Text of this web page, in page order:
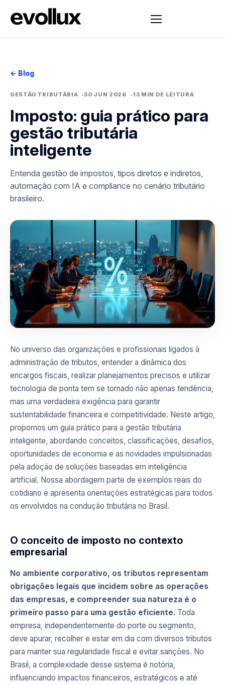
← Blog
GESTÃO TRIBUTÁRIA 30 JUN 2026 13 MIN DE LEITURA
Imposto: guia prático para
gestão tributária
inteligente
Entenda gestão de impostos, tipos diretos e indiretos,
automação com IA e compliance no cenário tributário
brasileiro.
No universo das organizações e profissionais ligados à
administração de tributos, entender a dinâmica dos
encargos fiscais, realizar planejamentos precisos e utilizar
tecnologia de ponta tem se tornado não apenas tendência,
mas uma verdadeira exigência para garantir
sustentabilidade financeira e competitividade. Neste artigo,
propomos um guia prático para a gestão tributária
inteligente, abordando conceitos, classificações, desafios,
oportunidades de economia e as novidades impulsionadas
pela adoção de soluções baseadas em inteligência
artificial. Nossa abordagem parte de exemplos reais do
cotidiano e apresenta orientações estratégicas para todos
os envolvidos na condução tributária no Brasil.
O conceito de imposto no contexto
empresarial
No ambiente corporativo, os tributos representam
obrigações legais que incidem sobre as operações
das empresas, e compreender sua natureza é o
primeiro passo para uma gestão eficiente. Toda
empresa, independentemente do porte ou segmento,
deve apurar, recolher e estar em dia com diversos tributos
para manter sua regularidade fiscal e evitar sanções. No
Brasil, a complexidade desse sistema é notória,
influenciando impactos financeiros, estratégicos e até